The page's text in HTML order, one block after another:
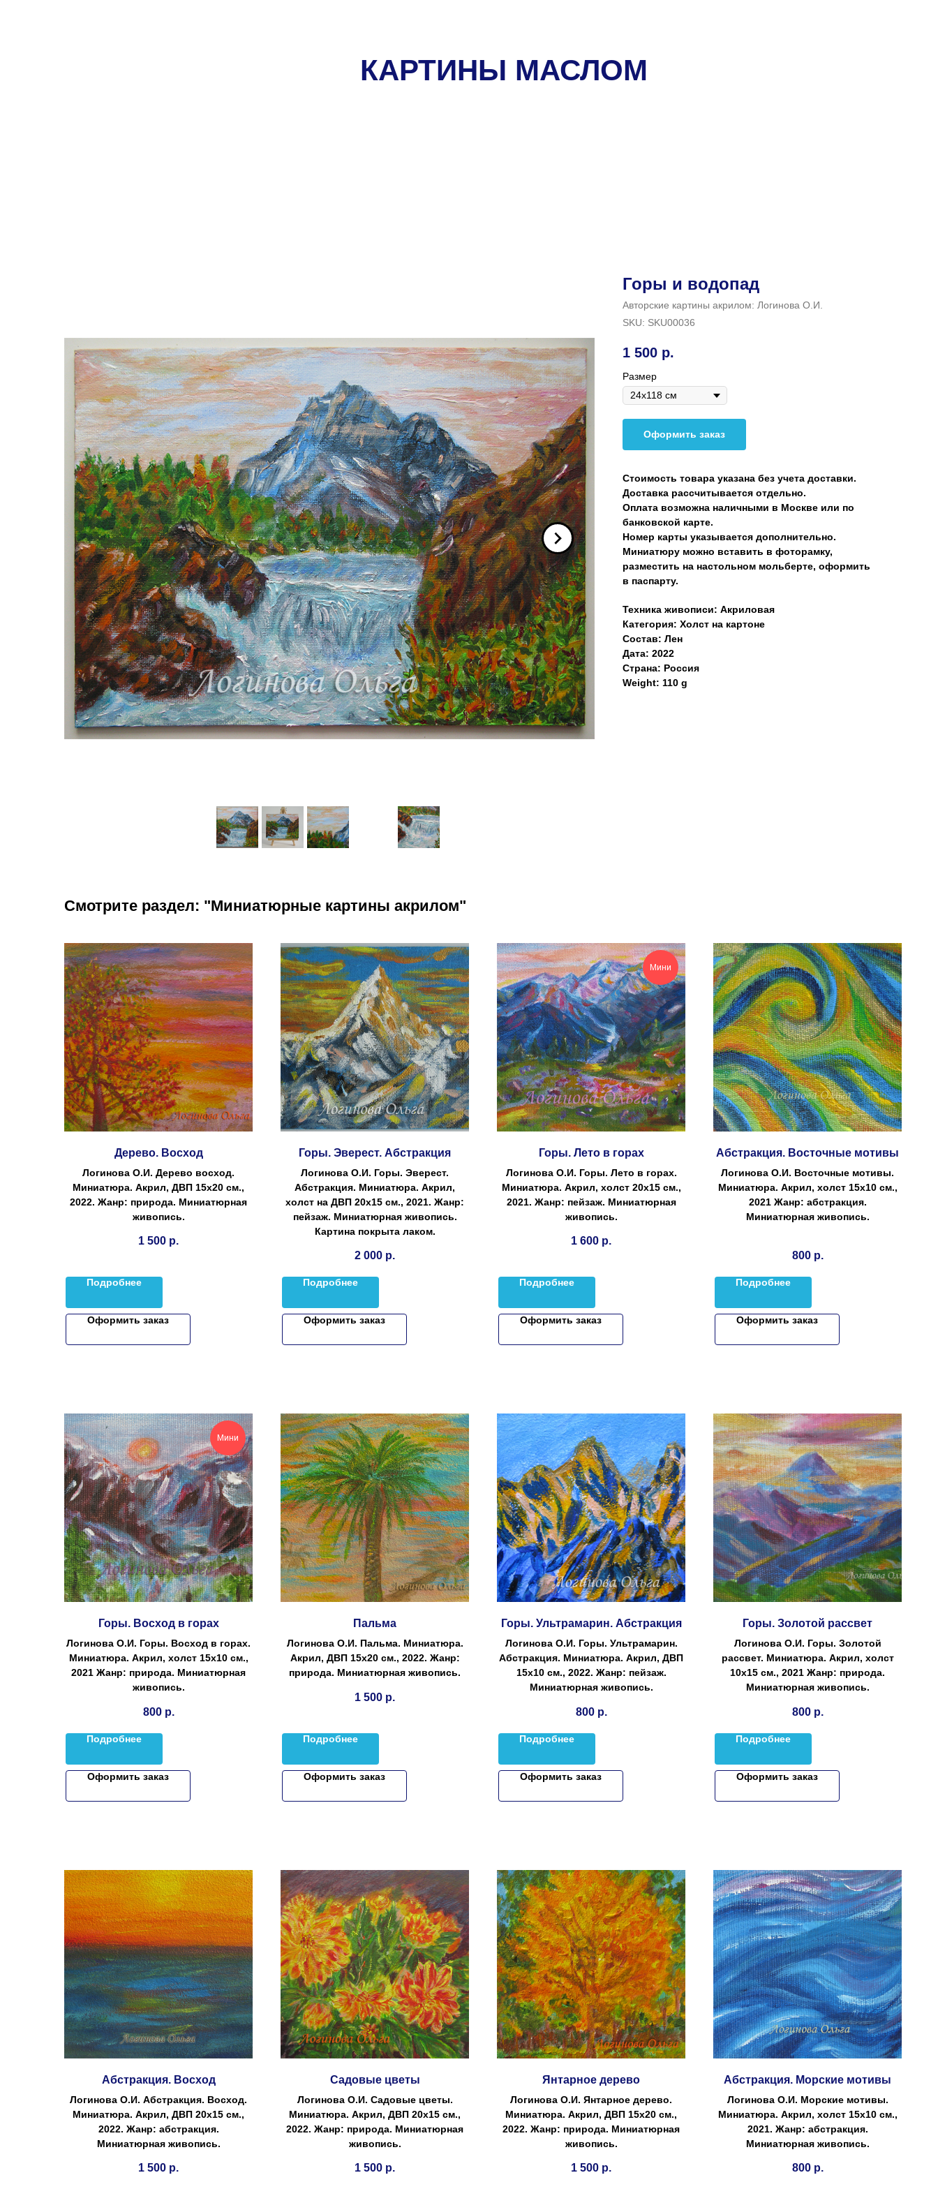
КАРТИНЫ МАСЛОМ
Горы и водопад
Авторские картины акрилом: Логинова О.И.
SKU: SKU00036
1 500 р.
Размер
Оформить заказ
Стоимость товара указана без учета доставки.
Доставка рассчитывается отдельно.
Оплата возможна наличными в Москве или по
банковской карте.
Номер карты указывается дополнительно.
Миниатюру можно вставить в фоторамку,
разместить на настольном мольберте, оформить
в паспарту.
Техника живописи: Акриловая
Категория: Холст на картоне
Состав: Лен
Дата: 2022
Страна: Россия
Weight: 110 g
Смотрите раздел: "Миниатюрные картины акрилом"
Дерево. Восход
Логинова О.И. Дерево восход.
Миниатюра. Акрил, ДВП 15х20 см.,
2022. Жанр: природа. Миниатюрная
живопись.
1 500 р.
Подробнее
Оформить заказ
Горы. Эверест. Абстракция
Логинова О.И. Горы. Эверест.
Абстракция. Миниатюра. Акрил,
холст на ДВП 20х15 см., 2021. Жанр:
пейзаж. Миниатюрная живопись.
Картина покрыта лаком.
2 000 р.
Подробнее
Оформить заказ
Мини
Горы. Лето в горах
Логинова О.И. Горы. Лето в горах.
Миниатюра. Акрил, холст 20х15 см.,
2021. Жанр: пейзаж. Миниатюрная
живопись.
1 600 р.
Подробнее
Оформить заказ
Абстракция. Восточные мотивы
Логинова О.И. Восточные мотивы.
Миниатюра. Акрил, холст 15х10 см.,
2021 Жанр: абстракция.
Миниатюрная живопись.
800 р.
Подробнее
Оформить заказ
Мини
Горы. Восход в горах
Логинова О.И. Горы. Восход в горах.
Миниатюра. Акрил, холст 15х10 см.,
2021 Жанр: природа. Миниатюрная
живопись.
800 р.
Подробнее
Оформить заказ
Пальма
Логинова О.И. Пальма. Миниатюра.
Акрил, ДВП 15х20 см., 2022. Жанр:
природа. Миниатюрная живопись.
1 500 р.
Подробнее
Оформить заказ
Горы. Ультрамарин. Абстракция
Логинова О.И. Горы. Ультрамарин.
Абстракция. Миниатюра. Акрил, ДВП
15х10 см., 2022. Жанр: пейзаж.
Миниатюрная живопись.
800 р.
Подробнее
Оформить заказ
Горы. Золотой рассвет
Логинова О.И. Горы. Золотой
рассвет. Миниатюра. Акрил, холст
10х15 см., 2021 Жанр: природа.
Миниатюрная живопись.
800 р.
Подробнее
Оформить заказ
Абстракция. Восход
Логинова О.И. Абстракция. Восход.
Миниатюра. Акрил, ДВП 20х15 см.,
2022. Жанр: абстракция.
Миниатюрная живопись.
1 500 р.
Садовые цветы
Логинова О.И. Садовые цветы.
Миниатюра. Акрил, ДВП 20х15 см.,
2022. Жанр: природа. Миниатюрная
живопись.
1 500 р.
Янтарное дерево
Логинова О.И. Янтарное дерево.
Миниатюра. Акрил, ДВП 15х20 см.,
2022. Жанр: природа. Миниатюрная
живопись.
1 500 р.
Абстракция. Морские мотивы
Логинова О.И. Морские мотивы.
Миниатюра. Акрил, холст 15х10 см.,
2021. Жанр: абстракция.
Миниатюрная живопись.
800 р.